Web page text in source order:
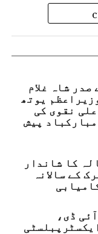
شاہ غلام
یوتھ
نقوی کی
مبارکباد پیش
کا شاندار
کے سالانہ
ڈی،